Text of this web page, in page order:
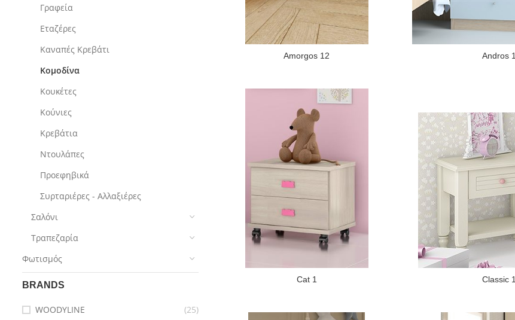
Γραφεία
Εταζέρες
Καναπές Κρεβάτι
Κομοδίνα
Κουκέτες
Κούνιες
Κρεβάτια
Ντουλάπες
Προεφηβικά
Συρταριέρες - Αλλαξιέρες
Σαλόνι
Τραπεζαρία
Φωτισμός
BRANDS
WOODYLINE (25)
Amorgos 12 Andros 1
Cat 1 Classic 1